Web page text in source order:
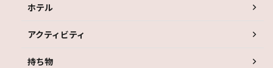
ホテル
アクティビティ
持ち物